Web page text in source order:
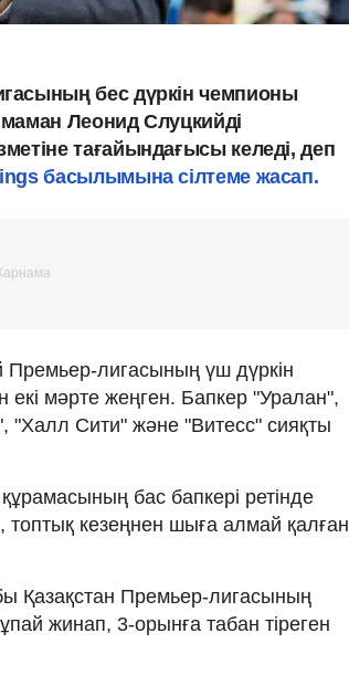
бес дүркін чемпионы
Леонид Слуцкийді
тағайындағысы келеді, деп
басылымына сілтеме жасап.
лигасының үш дүркін
мәрте жеңген. Бапкер "Уралан",
Сити" және "Витесс" сияқты
бас бапкері ретінде
кезеңнен шыға алмай қалған
Қазақстан Премьер-лигасының
жинап, 3-орынға табан тіреген